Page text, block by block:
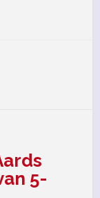
5-